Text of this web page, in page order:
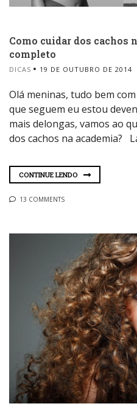
Como cuidar dos cachos
completo
DICAS 19 DE OUTUBRO DE 2014
Olá meninas, tudo bem
que seguem eu estou
mais delongas, vamos ao
dos cachos na academia?
CONTINUE LENDO
13 COMMENTS